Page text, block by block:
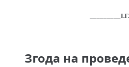
Згода на